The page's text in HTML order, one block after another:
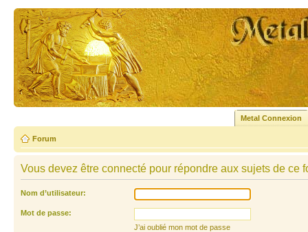
Metal Connexion
Forum
Vous devez être connecté pour répondre aux sujets de ce
Nom d’utilisateur:
Mot de passe:
J’ai oublié mon mot de passe